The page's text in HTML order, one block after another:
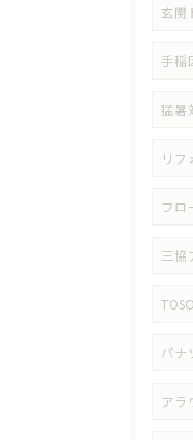
玄関
手稲
猛暑
リフ
フロ
三協
TOSO
パナ
アラ